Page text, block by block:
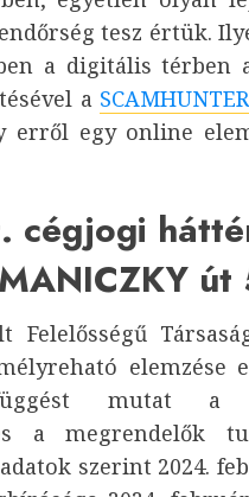
tesz értük.
a digitális
a
erről egy online
cégjogi
Felelősségű
mutat a
a megrendelők
szerint 2024.